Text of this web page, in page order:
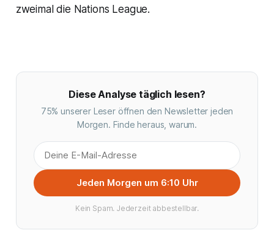
zweimal die Nations League.
Diese Analyse täglich lesen?
75% unserer Leser öffnen den Newsletter jeden
Morgen. Finde heraus, warum.
Jeden Morgen um 6:10 Uhr
Kein Spam. Jederzeit abbestellbar.